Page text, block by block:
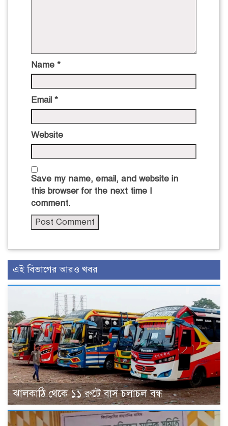
Name *
Email *
Website
Save my name, email, and website in
this browser for the next time I
comment.
এই বিভাগের আরও খবর
ঝালকাঠি থেকে ১১ রুটে বাস চলাচল বন্ধ